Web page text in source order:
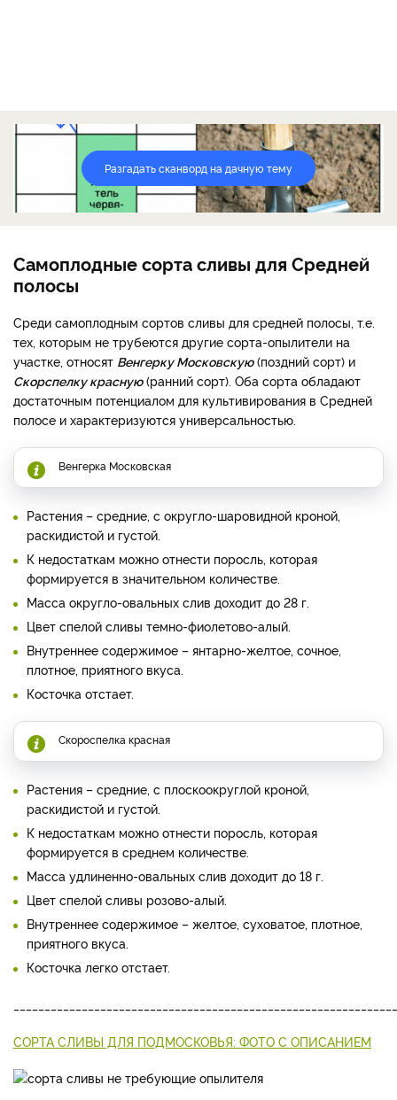
Разгадать сканворд на дачную тему
Самоплодные сорта сливы для Средней
полосы
Среди самоплодным сортов сливы для средней полосы, т.е.
тех, которым не трубеются другие сорта-опылители на
участке, относят Венгерку Московскую(поздний сорт) и
Скорспелку красную(ранний сорт). Оба сорта обладают
достаточным потенциалом для культивирования в Средней
полосе и характеризуются универсальностью.
Венгерка Московская
Растения – средние, с округло-шаровидной кроной,
раскидистой и густой.
К недостаткам можно отнести поросль, которая
формируется в значительном количестве.
Масса округло-овальных слив доходит до 28 г.
Цвет спелой сливы темно-фиолетово-алый.
Внутреннее содержимое – янтарно-желтое, сочное,
плотное, приятного вкуса.
Косточка отстает.
Скороспелка красная
Растения – средние, с плоскоокруглой кроной,
раскидистой и густой.
К недостаткам можно отнести поросль, которая
формируется в среднем количестве.
Масса удлиненно-овальных слив доходит до 18 г.
Цвет спелой сливы розово-алый.
Внутреннее содержимое – желтое, суховатое, плотное,
приятного вкуса.
Косточка легко отстает.
СОРТА СЛИВЫ ДЛЯ ПОДМОСКОВЬЯ: ФОТО С ОПИСАНИЕМ